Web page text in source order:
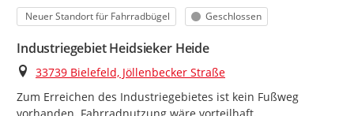
Kategorie
Neuer Standort für Fahrradbügel Status
Geschlossen
Industriegebiet Heidsieker Heide
Ort
33739 Bielefeld, Jöllenbecker Straße
Zum Erreichen des Industriegebietes ist kein Fußweg